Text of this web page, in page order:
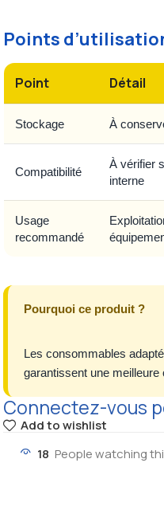
Points
Point Détail
Stockage À
Compatibilité
À vérifier
interne
Usage
recommandé
Pourquoi ce produit ?
Les consommables
garantissent une meilleure
Connectez-vous
Add to wishlist
18 People watching